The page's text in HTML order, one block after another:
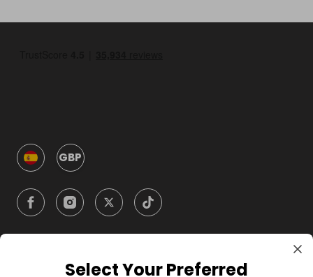
GBP
CompañíaSelect Your Preferred